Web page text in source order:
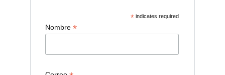
*indicates required
Nombre *